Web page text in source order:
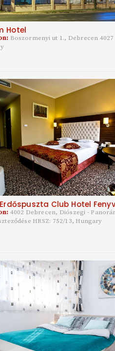
Hotel
Boszormenyi ut 1., Debrecen 4027
Club Hotel
4002 Debrecen, Diószegi -
HRSZ: 752/13, Hungary